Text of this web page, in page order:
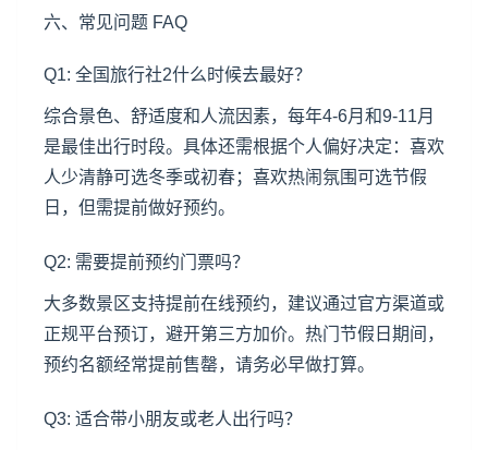
六、常见问题 FAQ
Q1: 全国旅行社2什么时候去最好？
综合景色、舒适度和人流因素，每年4-6月和9-11月
是最佳出行时段。具体还需根据个人偏好决定：喜欢
人少清静可选冬季或初春；喜欢热闹氛围可选节假
日，但需提前做好预约。
Q2: 需要提前预约门票吗？
大多数景区支持提前在线预约，建议通过官方渠道或
正规平台预订，避开第三方加价。热门节假日期间，
预约名额经常提前售罄，请务必早做打算。
Q3: 适合带小朋友或老人出行吗？